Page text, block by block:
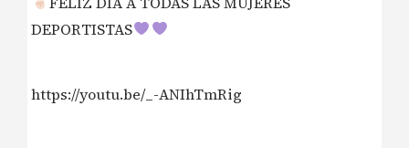
DEPORTISTAS
https://youtu.be/_-ANIhTmRig